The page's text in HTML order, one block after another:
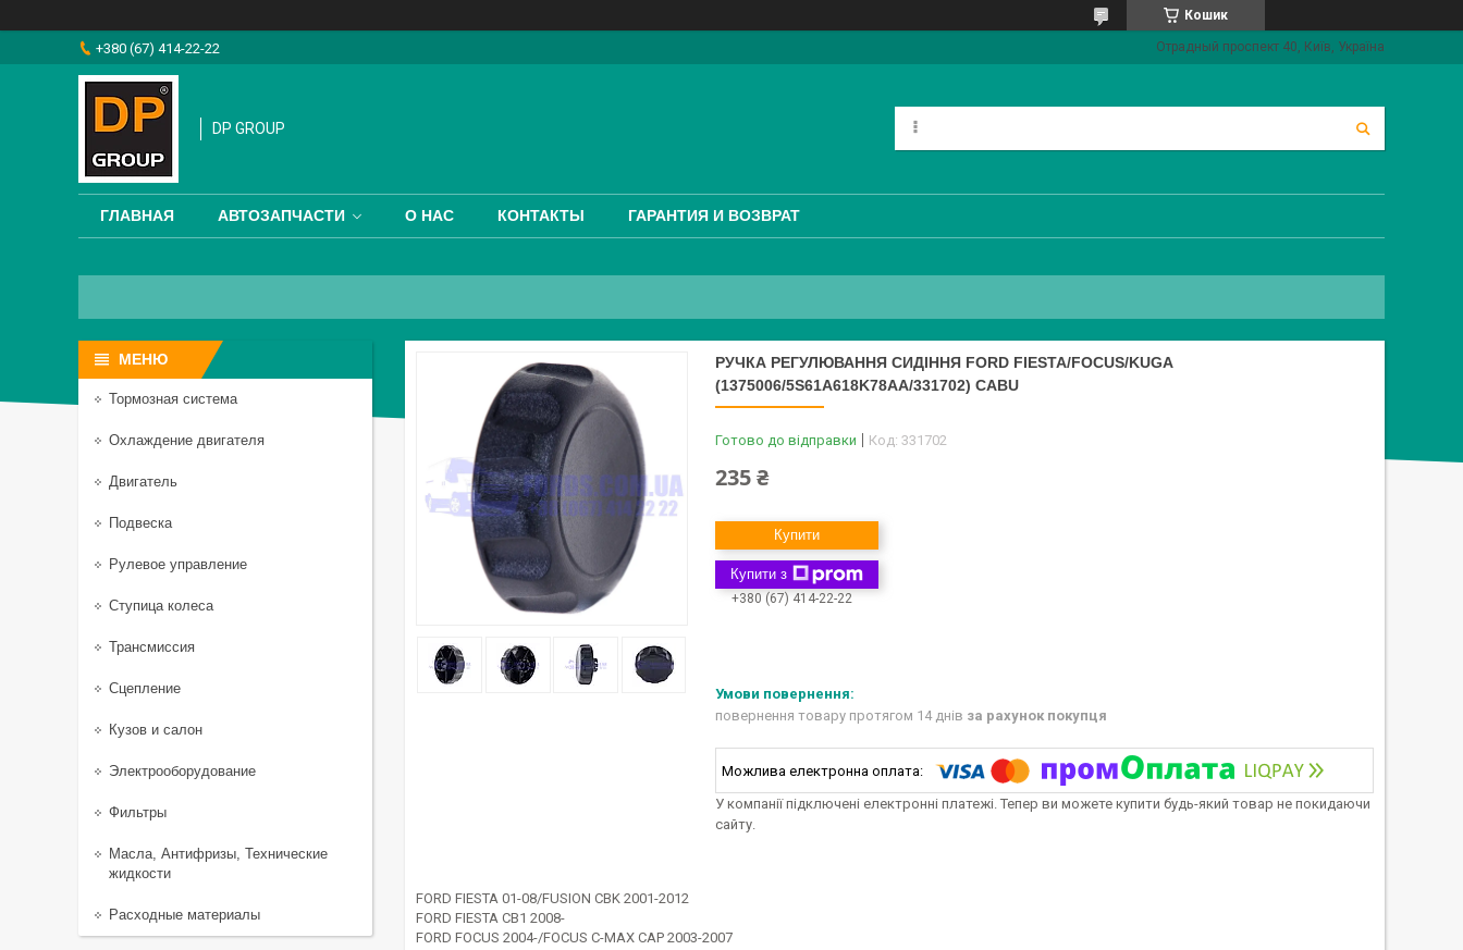
Кошик
+380 (67) 414-22-22 Отрадный проспект 40, Київ, Україна
DP GROUP
ГЛАВНАЯ АВТОЗАПЧАСТИ О НАС КОНТАКТЫ ГАРАНТИЯ И ВОЗВРАТ
РУЧКА РЕГУЛЮВАННЯ СИДІННЯ FORD FIESTA/FOCUS/KUGA
(1375006/5S61A618K78AA/331702) CABU
Готово до відправки Код: 331702
235 ₴
Купити
Купити з
+380 (67) 414-22-22
повернення товару протягом 14 днів за рахунок покупця
У компанії підключені електронні платежі. Тепер ви можете купити будь-який товар не покидаючи
сайту.
FORD FIESTA 01-08/FUSION CBK 2001-2012
FORD FIESTA CB1 2008-
FORD FOCUS 2004-/FOCUS C-MAX CAP 2003-2007
Тормозная система
Охлаждение двигателя
Двигатель
Подвеска
Рулевое управление
Ступица колеса
Трансмиссия
Сцепление
Кузов и салон
Электрооборудование
Фильтры
Масла, Антифризы, Технические
жидкости
Расходные материалы